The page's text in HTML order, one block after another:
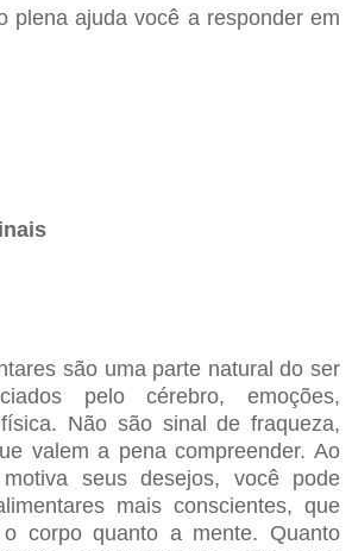
plena ajuda você a responder em
são uma parte natural do ser
pelo cérebro, emoções,
Não são sinal de fraqueza,
valem a pena compreender. Ao
seus desejos, você pode
mais conscientes, que
o corpo quanto a mente. Quanto